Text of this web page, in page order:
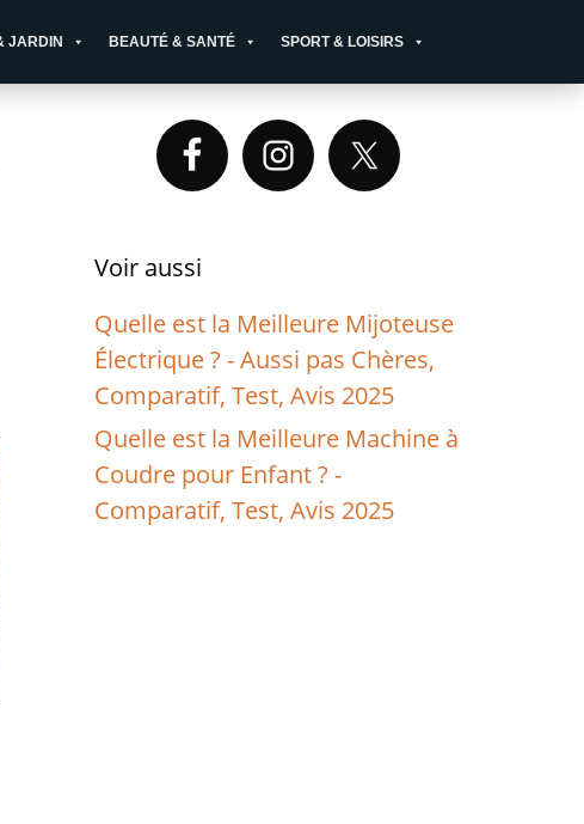
JARDIN BEAUTÉ & SANTÉ SPORT & LOISIRS
Primary
Sidebar
Voir aussi
Quelle est la Meilleure Mijoteuse
Électrique ? - Aussi pas Chères,
Comparatif, Test, Avis 2025
Quelle est la Meilleure Machine à
Coudre pour Enfant ? -
Comparatif, Test, Avis 2025